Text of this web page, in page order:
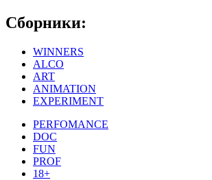
Сборники:
WINNERS
ALCO
ART
ANIMATION
EXPERIMENT
PERFOMANCE
DOC
FUN
PROF
18+